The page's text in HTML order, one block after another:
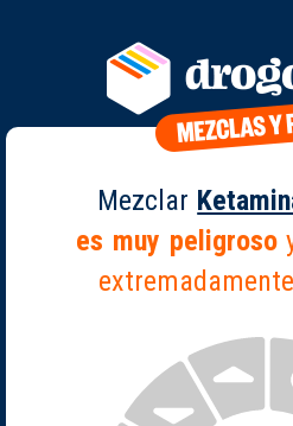
Mezclar
es muy peligroso